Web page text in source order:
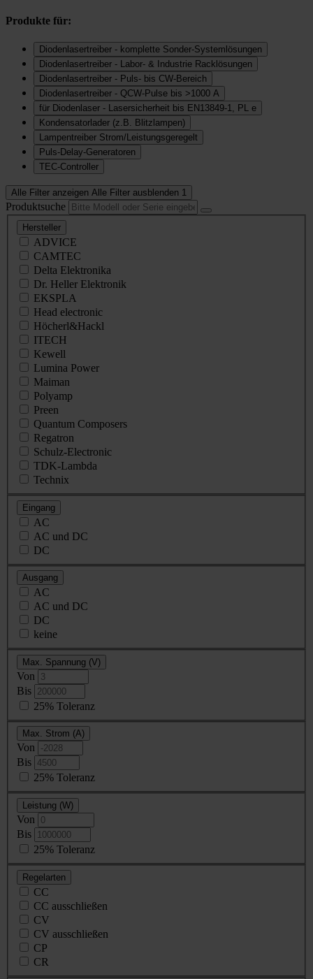
Produkte für:
Diodenlasertreiber - komplette Sonder-Systemlösungen
Diodenlasertreiber - Labor- & Industrie Racklösungen
Diodenlasertreiber - Puls- bis CW-Bereich
Diodenlasertreiber - QCW-Pulse bis >1000 A
für Diodenlaser - Lasersicherheit bis EN13849-1, PL e
Kondensatorlader (z.B. Blitzlampen)
Lampentreiber Strom/Leistungsgeregelt
Puls-Delay-Generatoren
TEC-Controller
Alle Filter anzeigen Alle Filter ausblenden 1
Produktsuche
Hersteller
ADVICE
CAMTEC
Delta Elektronika
Dr. Heller Elektronik
EKSPLA
Head electronic
Höcherl&Hackl
ITECH
Kewell
Lumina Power
Maiman
Polyamp
Preen
Quantum Composers
Regatron
Schulz-Electronic
TDK-Lambda
Technix
Eingang
AC
AC und DC
DC
Ausgang
AC
AC und DC
DC
keine
Max. Spannung (V)
Von
Bis
25% Toleranz
Max. Strom (A)
Von
Bis
25% Toleranz
Leistung (W)
Von
Bis
25% Toleranz
Regelarten
CC
CC ausschließen
CV
CV ausschließen
CP
CR